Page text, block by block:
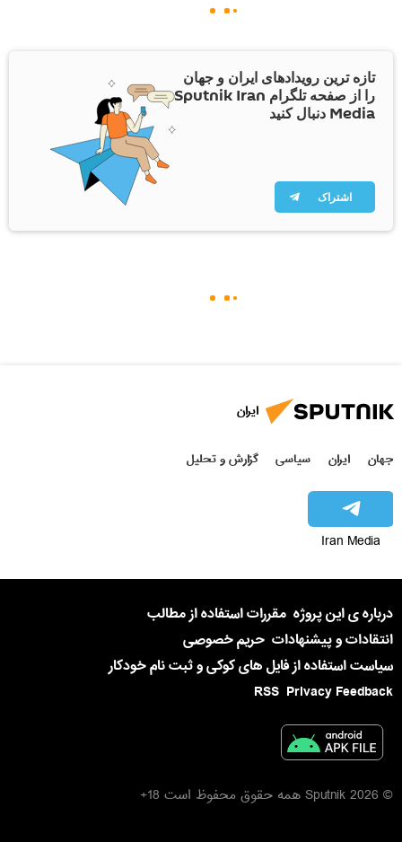
تازه ترین رویدادهای ایران و جهان
را از صفحه تلگرام Sputnik Iran
Media دنبال کنید
اشتراک
ایران
جهان ایران سیاسی گزارش و تحلیل
Iran Media
درباره ی این پروژه مقررات استفاده از مطالب
انتقادات و پیشنهادات حریم خصوصی
سیاست استفاده از فایل های کوکی و ثبت نام خودکار
Privacy Feedback
RSS
© 2026 Sputnik همه حقوق محفوظ است 18+